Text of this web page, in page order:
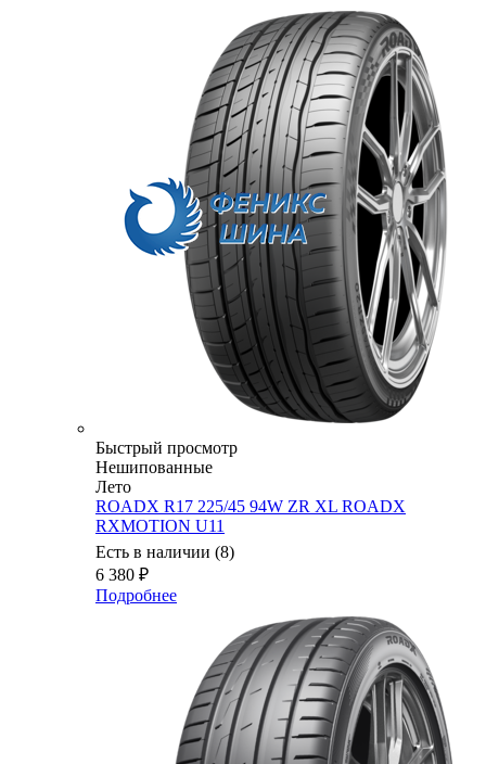
Быстрый просмотр
Нешипованные
Лето
ROADX R17 225/45 94W ZR XL ROADX
RXMOTION U11
Есть в наличии (8)
6 380 ₽
Подробнее